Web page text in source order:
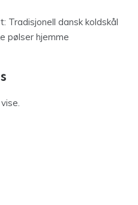
Tradisjonell dansk koldskål
pølser hjemme